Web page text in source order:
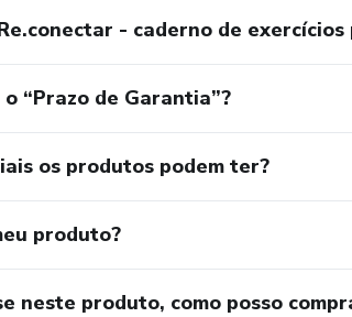
- caderno de
“Prazo de Garantia”?
os produtos podem ter?
produto?
neste produto, como posso